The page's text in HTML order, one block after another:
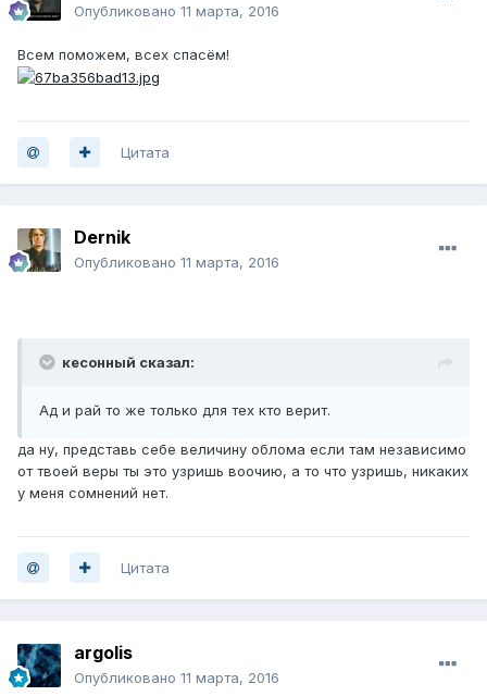
Опубликовано 11 марта, 2016
Всем поможем, всех спасём!
Цитата
Dernik
Опубликовано 11 марта, 2016
кесонный сказал:
Ад и рай то же только для тех кто верит.
да ну, представь себе величину облома если там независимо
от твоей веры ты это узришь воочию, а то что узришь, никаких
у меня сомнений нет.
Цитата
argolis
Опубликовано 11 марта, 2016